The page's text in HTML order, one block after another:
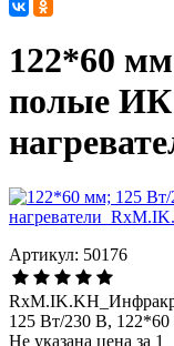
122*60
полые ИК
Артикул: 50176
125 Вт/230 В,
Не указана цена за 1